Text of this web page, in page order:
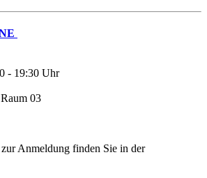
- 19:30 Uhr
03
Anmeldung finden Sie in der